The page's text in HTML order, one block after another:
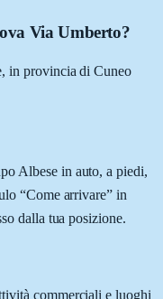
Via Umberto?
in provincia di Cuneo
Albese in auto, a piedi,
“Come arrivare” in
dalla tua posizione.
commerciali e luoghi